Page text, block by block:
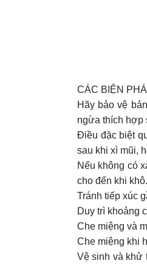
CÁC BIỆN
Hãy bảo vệ
ngừa thích hợp
Điều đặc biệt
sau khi xì mũi,
Nếu không có
cho đến khi khô.
Tránh tiếp xúc
Duy trì khoảng
Che miệng và
Che miệng khi
Vệ sinh và khử